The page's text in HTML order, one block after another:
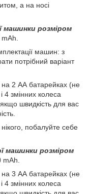
а на носі
машинки розміром
машин: з
потрібний варіант
на 2 АА батарейках (не
4 змінних колеса
швидкість для вас
побалуйте себе
машинки розміром
на 3 АА батарейках (не
4 змінних колеса